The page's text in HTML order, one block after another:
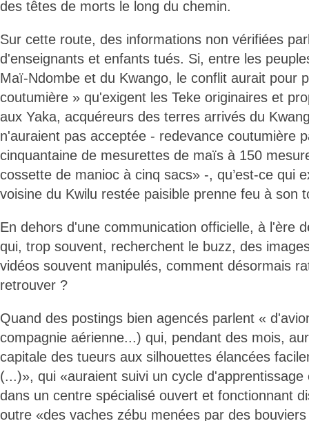
des têtes de morts le long du chemin.
Sur cette route, des informations non vérifiées
d'enseignants et enfants tués. Si, entre les
Maï-Ndombe et du Kwango, le conflit aurait pour
coutumière » qu'exigent les Teke originaires et
aux Yaka, acquéreurs des terres arrivés du
n'auraient pas acceptée - redevance coutumière
cinquantaine de mesurettes de maïs à 150
cossette de manioc à cinq sacs» -, qu’est-ce qui
voisine du Kwilu restée paisible prenne feu à son
En dehors d'une communication officielle, à l'ère
qui, trop souvent, recherchent le buzz, des
vidéos souvent manipulés, comment désormais
retrouver ?
Quand des postings bien agencés parlent «
compagnie aérienne...) qui, pendant des mois,
capitale des tueurs aux silhouettes élancées
(...)», qui «auraient suivi un cycle d'apprentissage
dans un centre spécialisé ouvert et fonctionnant
outre «des vaches zébu menées par des